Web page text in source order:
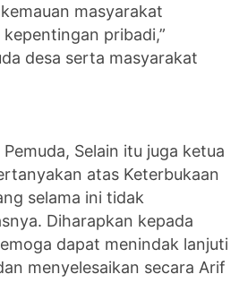
masyarakat
pribadi,”
desa serta masyarakat
Selain itu juga ketua
atas Keterbukaan
selama ini tidak
Diharapkan kepada
dapat menindak lanjuti
menyelesaikan secara Arif